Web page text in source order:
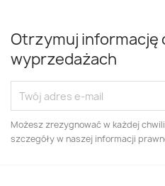
Otrzymuj informację
wyprzedażach
Możesz zrezygnować w każdej
szczegóły w naszej informacji